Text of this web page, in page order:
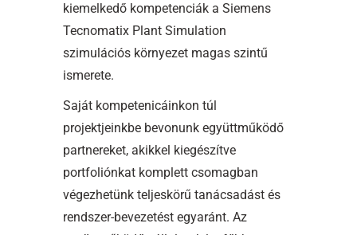
kiemelkedő kompetenciák a Siemens
Tecnomatix Plant Simulation
szimulációs környezet magas szintű
ismerete.
Saját kompetenicáinkon túl
projektjeinkbe bevonunk együttműködő
partnereket, akikkel kiegészítve
portfoliónkat komplett csomagban
végezhetünk teljeskörű tanácsadást és
rendszer-bevezetést egyaránt. Az